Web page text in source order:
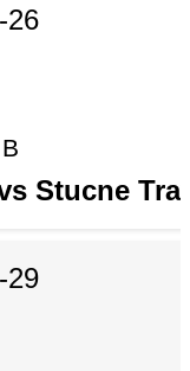
26
Stucne
29